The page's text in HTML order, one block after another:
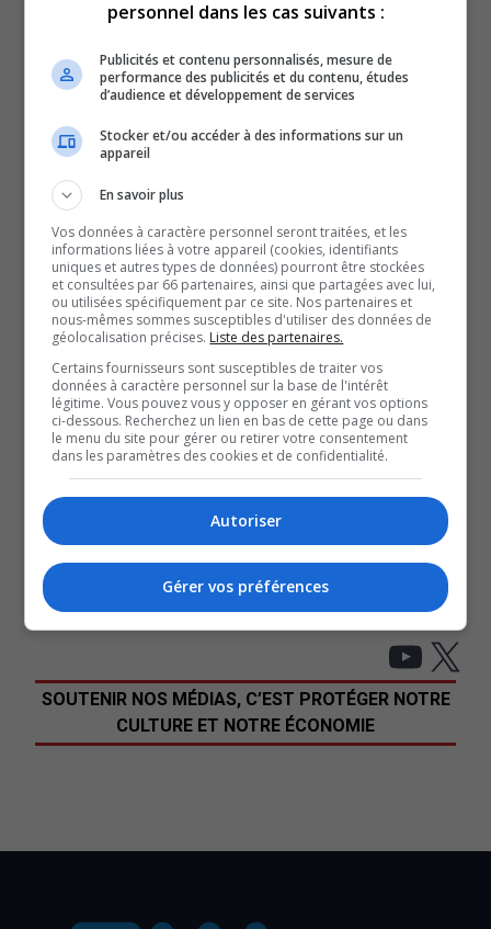
prochaines étapes du retour de l’humanité sur la
Lune à travers le programme Artemis. Petits et
grands fascinés de l’espace se sont déplacés.
Jeremy Hansen et les membres de l’équipage de la
mission Artemis II.
À lire aussi :
Une programmation 2026-2027 audacieuse et
canadienne au CNA
« Les Boys, Le spectacle », une pièce de théâtre
hilarante et touchante
Le Canada s’envole vers la Lune avec Artemis II
Avec les renseignements de Stéphanie Salomon.
X
SOUTENIR NOS MÉDIAS, C’EST PROTÉGER NOTRE
CULTURE ET NOTRE ÉCONOMIE
personnel dans les cas suivants :
Publicités et contenu personnalisés, mesure de
performance des publicités et du contenu, études
d’audience et développement de services
Stocker et/ou accéder à des informations sur un
appareil
En savoir plus
Vos données à caractère personnel seront traitées, et les
informations liées à votre appareil (cookies, identifiants
uniques et autres types de données) pourront être stockées
et consultées par 66 partenaires, ainsi que partagées avec lui,
ou utilisées spécifiquement par ce site. Nos partenaires et
nous-mêmes sommes susceptibles d'utiliser des données de
géolocalisation précises. Liste des partenaires.
Certains fournisseurs sont susceptibles de traiter vos
données à caractère personnel sur la base de l'intérêt
légitime. Vous pouvez vous y opposer en gérant vos options
ci-dessous. Recherchez un lien en bas de cette page ou dans
le menu du site pour gérer ou retirer votre consentement
dans les paramètres des cookies et de confidentialité.
Autoriser
Gérer vos préférences